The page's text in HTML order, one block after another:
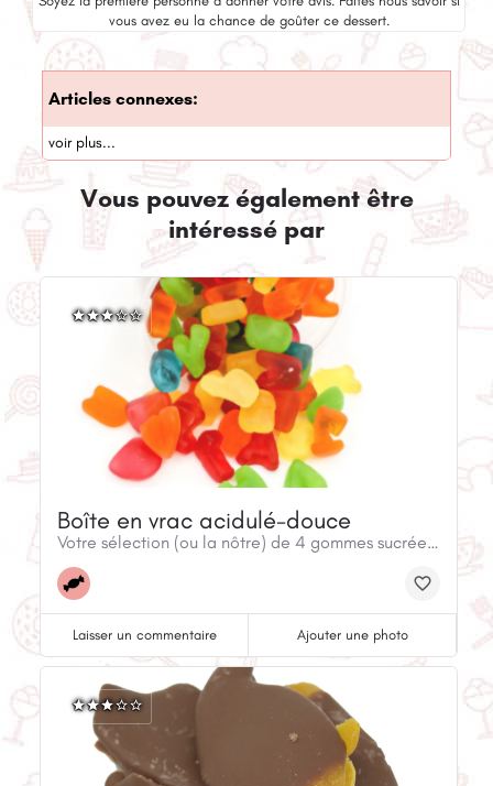
vous avez eu la chance de goûter ce dessert.
Articles connexes:
voir plus...
Vous pouvez également être
intéressé par
Boîte en vrac acidulé-douce
Votre sélection (ou la nôtre) de 4 gommes sucrées ou acides, gommes, bonbons rétro et plus - pour un total de 1,2 kg. Obtenez vos favoris ou taquinez vos papilles avec de nouvelles saveurs et textures.
Laisser un commentaire Ajouter une photo